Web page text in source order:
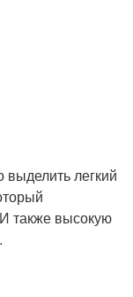
легкий
также высокую